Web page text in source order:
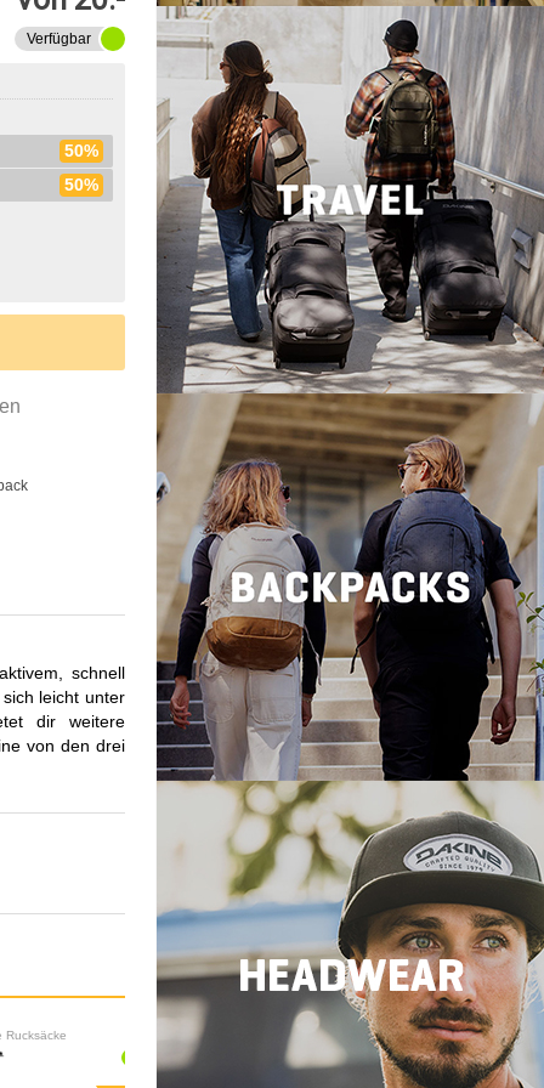
Verfügbar
50%
50%
schnell
leicht unter
dir weitere
von den drei
Rucksäcke Lifestyle Rucksäcke